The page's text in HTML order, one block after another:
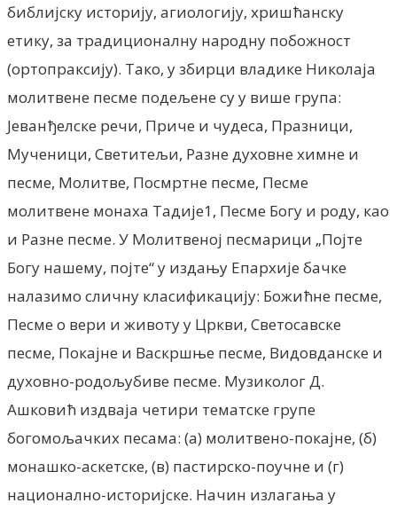
библијску историју, агиологију, хришћанску
етику, за традиционалну народну побожност
(ортопраксију). Тако, у збирци владике Николаја
молитвене песме подељене су у више група:
Јеванђелске речи, Приче и чудеса, Празници,
Мученици, Светитељи, Разне духовне химне и
песме, Молитве, Посмртне песме, Песме
молитвене монаха Тадије1, Песме Богу и роду, као
и Разне песме. У Молитвеној песмарици „Појте
Богу нашему, појте“ у издању Епархије бачке
налазимо сличну класификацију: Божићне песме,
Песме о вери и животу у Цркви, Светосавске
песме, Покајне и Васкршње песме, Видовданске и
духовно-родољубиве песме. Музиколог Д.
Ашковић издваја четири тематске групе
богомољачких песама: (а) молитвено-покајне, (б)
монашко-аскетске, (в) пастирско-поучне и (г)
национално-историјске. Начин излагања у